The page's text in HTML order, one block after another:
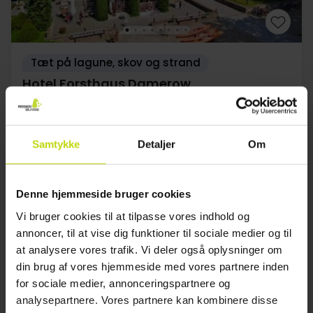
Samtykke Detaljer Om
Denne hjemmeside bruger cookies
Vi bruger cookies til at tilpasse vores indhold og
annoncer, til at vise dig funktioner til sociale medier og til
at analysere vores trafik. Vi deler også oplysninger om
din brug af vores hjemmeside med vores partnere inden
for sociale medier, annonceringspartnere og
analysepartnere. Vores partnere kan kombinere disse
Tæt på lagune, skov og strand
Hotel Forsthaus Damerow
5.0/ 5
Greifswald
Inkl. 1 x 4-retters menu
4-retters candle light dinner
velkomstgave (håndklædeponcho)
2x Adgang til pool og sauna
2x Gratis parkering
Se alt, der er inkluderet
Okt pp1449,- Nov pp1399,- Dec
Se mere